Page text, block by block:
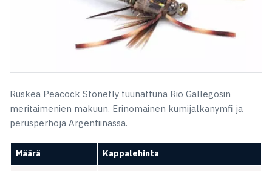
Ruskea Peacock Stonefly tuunattuna Rio Gallegosin
meritaimenien makuun. Erinomainen kumijalkanymfi ja
perusperhoja Argentiinassa.
Määrä Kappalehinta